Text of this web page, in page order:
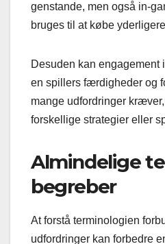
genstande, men også in-
bruges til at købe
Desuden kan engagement
en spillers færdigheder og
mange udfordringer
forskellige strategier eller
Almindelige
begreber
At forstå terminologien
udfordringer kan forbedre